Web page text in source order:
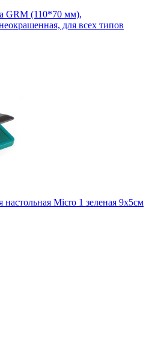
GRM (110*70 мм),
для всех типов
Micro 1 зеленая 9х5см